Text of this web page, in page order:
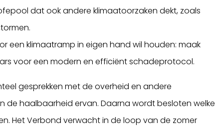
dat ook andere klimaatoorzaken dekt, zoals
een klimaatramp in eigen hand wil houden: maak
voor een modern en efficiënt schadeprotocol.
gesprekken met de overheid en andere
de haalbaarheid ervan. Daarna wordt besloten welke
Het Verbond verwacht in de loop van de zomer